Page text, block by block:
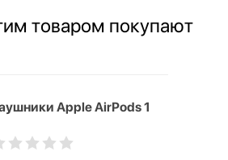
товаром покупают
Apple AirPods 1